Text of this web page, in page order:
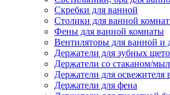
Скребки для ванной
Столики для ванной
Фены для ванной комнаты
Вентиляторы для ванной и
Держатели для зубных
Держатели со стаканом/
Держатели для освежителя
Держатели для фена